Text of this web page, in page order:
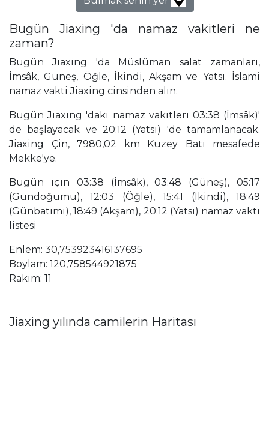
Bugün Jiaxing 'da namaz vakitleri ne
zaman?
Bugün Jiaxing 'da Müslüman salat zamanları,
İmsâk, Güneş, Öğle, İkindi, Akşam ve Yatsı. İslami
namaz vakti Jiaxing cinsinden alın.
Bugün Jiaxing 'daki namaz vakitleri 03:38 (İmsâk)'
de başlayacak ve 20:12 (Yatsı) 'de tamamlanacak.
Jiaxing Çin, 7980,02 km Kuzey Batı mesafede
Mekke'ye.
Bugün için 03:38 (İmsâk), 03:48 (Güneş), 05:17
(Gündoğumu), 12:03 (Öğle), 15:41 (İkindi), 18:49
(Günbatımı), 18:49 (Akşam), 20:12 (Yatsı) namaz vakti
listesi
Enlem: 30,753923416137695
Boylam: 120,758544921875
Rakım: 11
Jiaxing yılında camilerin Haritası